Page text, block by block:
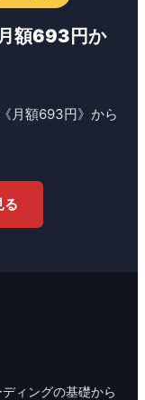
額693円か
月額693円》から
る
ィングの基礎から